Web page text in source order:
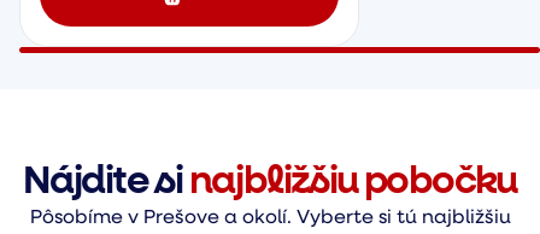
Nájdite si najbližšiu pobočku
Pôsobíme v Prešove a okolí. Vyberte si tú najbližšiu